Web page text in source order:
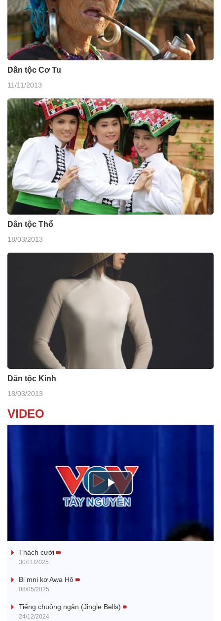
Dân tộc Cơ Tu
11/11/2013
Dân tộc Thổ
18/03/2013
Dân tộc Kinh
18/03/2013
VIDEO
P
a
i
Thách cưới
30/11/2025
Bi mni kơ Awa Hô
08/05/2025
Tiếng chuông ngân (Jingle Bells)
24/12/2024